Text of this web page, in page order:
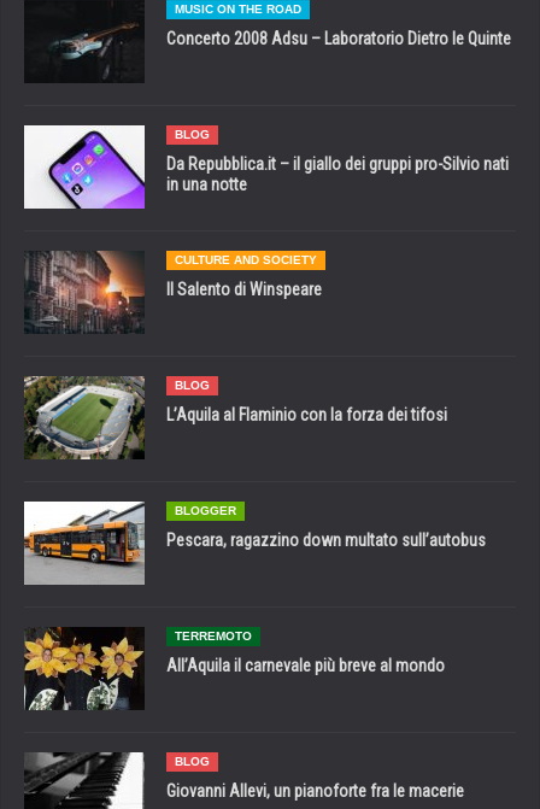
MUSIC ON THE ROAD
Concerto 2008 Adsu – Laboratorio Dietro le Quinte
BLOG
Da Repubblica.it – il giallo dei gruppi pro-Silvio nati
in una notte
CULTURE AND SOCIETY
Il Salento di Winspeare
BLOG
L’Aquila al Flaminio con la forza dei tifosi
BLOGGER
Pescara, ragazzino down multato sull’autobus
TERREMOTO
All’Aquila il carnevale più breve al mondo
BLOG
Giovanni Allevi, un pianoforte fra le macerie